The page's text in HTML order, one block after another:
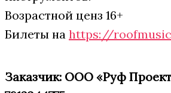
Возрастной ценз 16+
Билеты на https://
Заказчик: ООО «Руф